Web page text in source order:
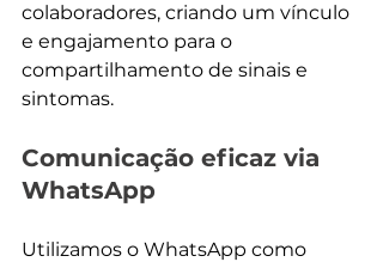
colaboradores, criando um vínculo
e engajamento para o
compartilhamento de sinais e
sintomas.
Comunicação eficaz via
WhatsApp
Utilizamos o WhatsApp como